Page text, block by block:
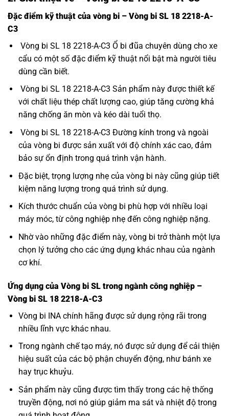
Đặc điểm kỹ thuật của vòng bi – Vòng bi SL 18 2218-A-
C3
Vòng bi SL 18 2218-A-C3 Ổ bi đũa chuyên dùng cho xe
cẩu có một số đặc điểm kỹ thuật nổi bật mà người tiêu
dùng cần biết.
Vòng bi SL 18 2218-A-C3 Sản phẩm này được thiết kế
với chất liệu thép chất lượng cao, giúp tăng cường khả
năng chống ăn mòn và kéo dài tuổi thọ.
Vòng bi SL 18 2218-A-C3 Đường kính trong và ngoài
của vòng bi được sản xuất với độ chính xác cao, đảm
bảo sự ổn định trong quá trình vận hành.
Đặc biệt, trọng lượng nhẹ của vòng bi này cũng giúp tiết
kiệm năng lượng trong quá trình sử dụng.
Kích thước chuẩn của vòng bi phù hợp với nhiều loại
máy móc, từ công nghiệp nhẹ đến công nghiệp nặng.
Nhờ vào những đặc điểm này, vòng bi trở thành một lựa
chọn lý tưởng cho các ứng dụng khác nhau của ngành
cơ khí.
Ứng dụng của Vòng bi SL trong ngành công nghiệp –
Vòng bi SL 18 2218-A-C3
Vòng bi INAchính hãng được sử dụng rộng rãi trong
nhiều lĩnh vực khác nhau.
Trong ngành chế tạo máy, nó được sử dụng để cải thiện
hiệu suất của các bộ phận chuyển động, như bánh xe
hay trục khuỷu.
Sản phẩm này cũng được tìm thấy trong các hệ thống
truyền động, nơi nó giúp giảm ma sát và nhiệt độ trong